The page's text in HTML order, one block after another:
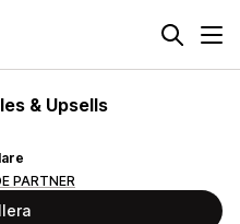
& Upsells
PARTNER